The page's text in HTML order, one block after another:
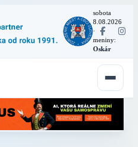
sobota
8.08.2026
·
meniny:
Oskár